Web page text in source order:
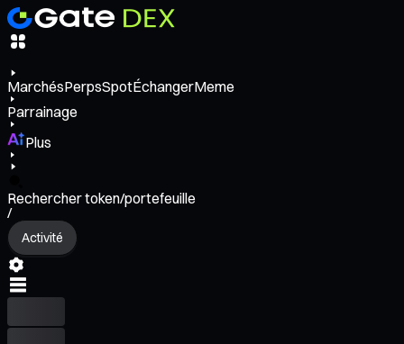
MarchésPerpsSpotÉchangerMeme
Parrainage
Plus
Rechercher token/portefeuille
/
Activité